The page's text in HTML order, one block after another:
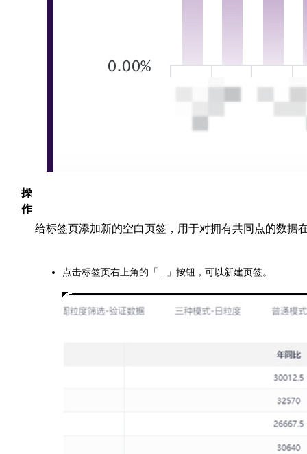
操
作
给标签页添加新的空白页签，用于对拥有共同点的数据
点击标签页右上角的「...」按钮，可以新建页签。